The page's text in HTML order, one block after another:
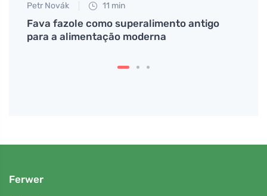
Petr Novák 11 min
Fava fazole como superalimento antigo
para a alimentação moderna
Ferwer